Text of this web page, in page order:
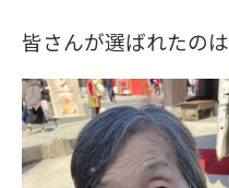
皆さんが選ばれたの